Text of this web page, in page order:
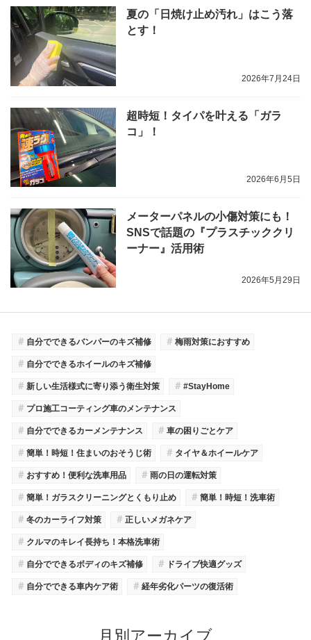
夏の「日焼け止め汚れ」はこう落
とす！
2026年7月24日
超時短！タイパを叶える「ガラ
コ」！
2026年6月5日
メーターパネルの小傷対策にも！
SNSで話題の『プラスチッククリ
ーナー』活用術
2026年5月29日
＃ 自分でできるバンパーのキズ補修 ＃ 梅雨対策におすすめ
＃ 自分でできるホイールのキズ補修
＃ 新しい生活様式に寄り添う衛生対策 ＃ #StayHome
＃ プロ施工コーティング車のメンテナンス
＃ 自分でできるカーメンテナンス ＃ 車の困りごとケア
＃ 簡単！時短！住まいのおそうじ術 ＃ タイヤ＆ホイールケア
＃ おすすめ！便利な洗車用品 ＃ 雨の日の運転対策
＃ 簡単！ガラスクリーニングとくもり止め ＃ 簡単！時短！洗車術
＃ 冬のカーライフ対策 ＃ 正しいメガネケア
＃ クルマのキレイ長持ち！本格洗車術
＃ 自分でできるボディのキズ補修 ＃ ドライブ快適グッズ
＃ 自分でできる車内ケア術 ＃ 経年劣化パーツの復活術
月別アーカイブ